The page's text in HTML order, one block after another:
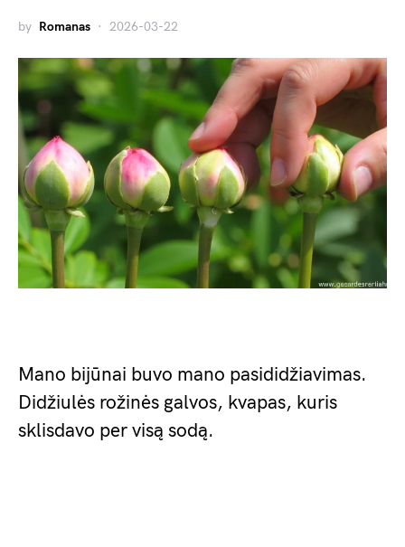
by Romanas 2026-03-22
Mano bijūnai buvo mano pasididžiavimas.
Didžiulės rožinės galvos, kvapas, kuris
sklisdavo per visą sodą.